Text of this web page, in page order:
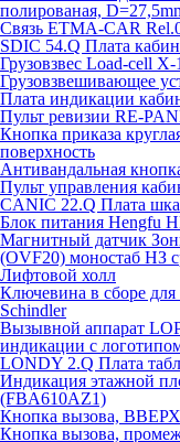
полированая,
Связь ETMA-CAR
SDIC 54.Q Плата
Грузовзвес Load-cell X-
Грузовзвешивающее
Плата индикации
Пульт ревизии RE-
Кнопка приказа
поверхность
Антивандальная
Пульт управления
CANIC 22.Q Плата
Блок питания Hengfu
Магнитный датчик
(OVF20) моностаб НЗ
Лифтовой холл
Ключевина в сборе
Schindler
Вызывной аппарат
индикации с
LONDY 2.Q Плата
Индикация этажной
(FBA610AZ1)
Кнопка вызова,
Кнопка вызова,